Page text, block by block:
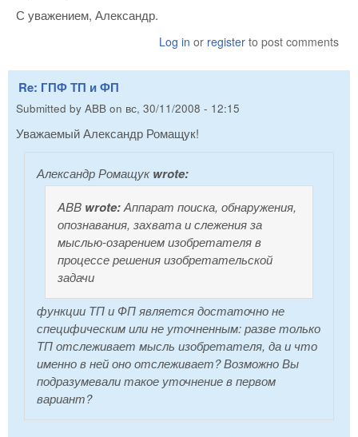
С уважением, Александр.
Log in or register to post comments
Re: ГПФ ТП и ФП
Submitted by ABB on вс, 30/11/2008 - 12:15
Уважаемый Александр Ромащук!
Александр Ромащукwrote:
ABB wrote:Аппарат поиска, обнаружения,
опознавания, захвата и слежения за
мыслью-озарением изобретателя в
процессе решения изобретательской
задачи
функции ТП и ФП является достаточно не
специфическим или не уточненным: разве только
ТП отслеживает мысль изобретателя, да и что
именно в ней оно отслеживает? Возможно Вы
подразумевали такое уточнение в первом
вариант?